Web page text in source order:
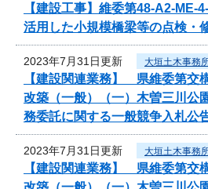
【建設工事】維委第48-A2-
活用した小規模橋梁等の点検・
2023年7月31日更新 大垣土木事務
【建設関連業務】 県維委第
改築（一般）（一）木曽三川
務委託に関する一般競争入札公
2023年7月31日更新 大垣土木事務
【建設関連業務】 県維委第